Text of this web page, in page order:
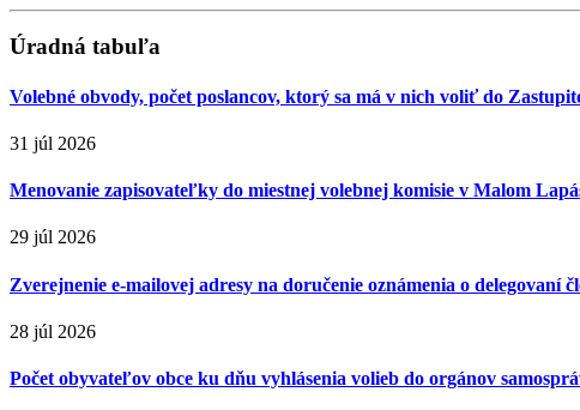
Úradná tabuľa
Volebné obvody, počet poslancov, ktorý sa má v nich voliť do
31 júl 2026
Menovanie zapisovateľky do miestnej volebnej komisie v Malom
29 júl 2026
Zverejnenie e-mailovej adresy na doručenie oznámenia o delegovaní
28 júl 2026
Počet obyvateľov obce ku dňu vyhlásenia volieb do orgánov